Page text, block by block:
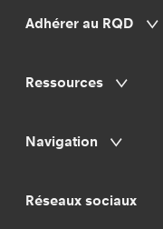
Adhérer au RQD
Ressources
Navigation
Réseaux sociaux